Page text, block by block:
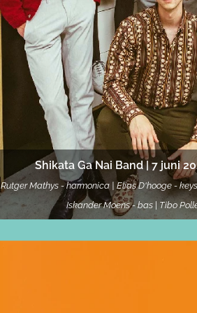
Shikata Ga Nai Band| 7 juni
Rutger Mathys - harmonica| Elias D'hooge - keys
Iskander Moens- bas Tibo